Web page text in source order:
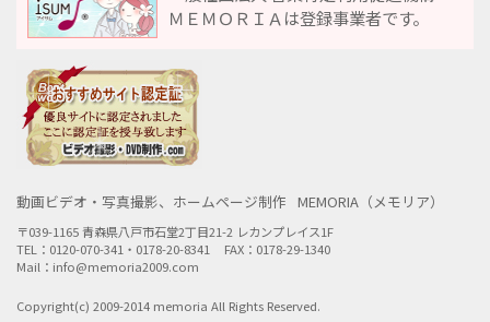
動画ビデオ・写真撮影、ホームページ制作 MEMORIA（メモリア）
〒039-1165 青森県八戸市石堂2丁目21-2 レカンプレイス1F
TEL：0120-070-341・0178-20-8341
FAX：0178-29-1340
Mail：info@memoria2009.com
ＭＥＭＯＲＩＡは登録事業者です。
Copyright(c) 2009-2014 memoria All Rights Reserved.